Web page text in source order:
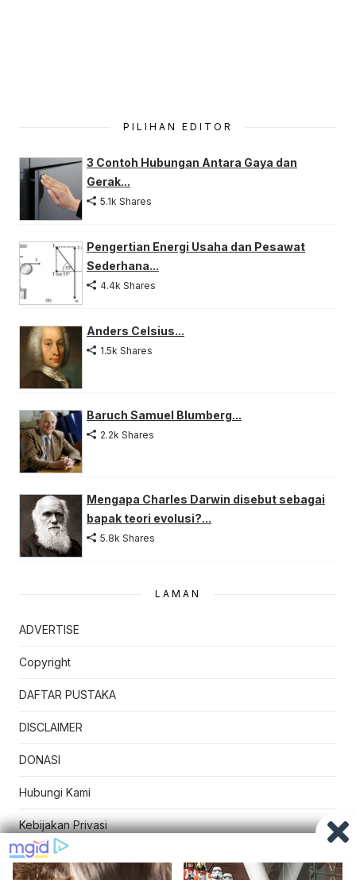
PILIHAN EDITOR
3 Contoh Hubungan Antara Gaya dan
Gerak...
5.1k Shares
Pengertian Energi Usaha dan Pesawat
Sederhana...
4.4k Shares
Anders Celsius...
1.5k Shares
Baruch Samuel Blumberg...
2.2k Shares
Mengapa Charles Darwin disebut sebagai
bapak teori evolusi?...
5.8k Shares
LAMAN
ADVERTISE
Copyright
DAFTAR PUSTAKA
DISCLAIMER
DONASI
Hubungi Kami
Kebijakan Privasi